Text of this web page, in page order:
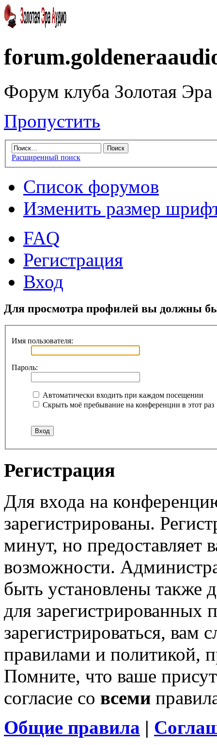
Форум клуба Золотая
Пропустить
Расширенный поиск
Список форумов
Изменить размер
FAQ
Регистрация
Вход
Для просмотра профилей вы должны
Имя пользователя:
Пароль:
Автоматически входить при каждом посещении
Скрыть моё пребывание на конференции в этот раз
Регистрация
Для входа на
зарегистрированы.
минут, но предоставляет
возможности.
быть установлены также
для зарегистрированных
зарегистрироваться, вам
правилами и политикой,
Помните, что ваше
согласие со всеми
Общие правила |